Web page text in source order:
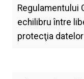
Regulamentului
echilibru între
protecţia